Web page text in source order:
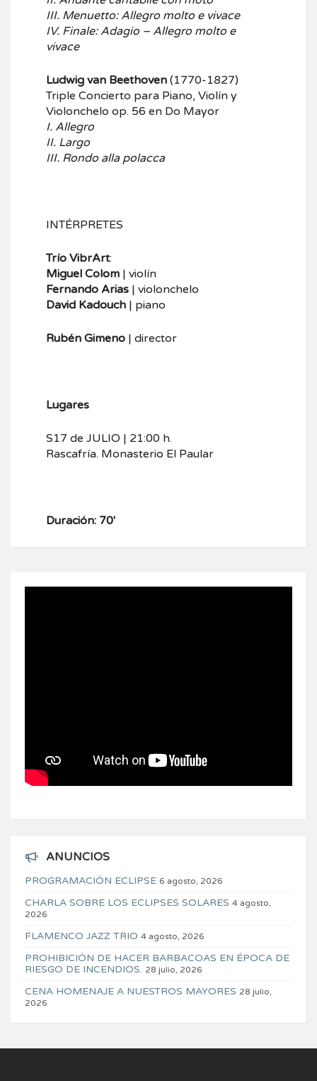
III. Menuetto: Allegro molto e vivace
IV. Finale: Adagio – Allegro molto e
vivace
Ludwig van Beethoven (1770-1827)
Triple Concierto para Piano, Violín y
Violonchelo op. 56 en Do Mayor
I. Allegro
II. Largo
III. Rondo alla polacca
INTÉRPRETES
Trío VibrArt:
Miguel Colom | violín
Fernando Arias | violonchelo
David Kadouch | piano
Rubén Gimeno | director
Lugares
S17 de JULIO | 21:00 h.
Rascafría. Monasterio El Paular
Duración: 70′
ANUNCIOS
PROGRAMACIÓN ECLIPSE 6 agosto, 2026
CHARLA SOBRE LOS ECLIPSES SOLARES 4 agosto,
2026
FLAMENCO JAZZ TRIO 4 agosto, 2026
PROHIBICIÓN DE HACER BARBACOAS EN ÉPOCA DE
RIESGO DE INCENDIOS. 28 julio, 2026
CENA HOMENAJE A NUESTROS MAYORES 28 julio,
2026